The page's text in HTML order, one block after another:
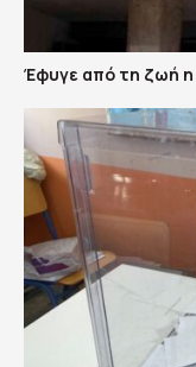
Έφυγε από τη ζωή η